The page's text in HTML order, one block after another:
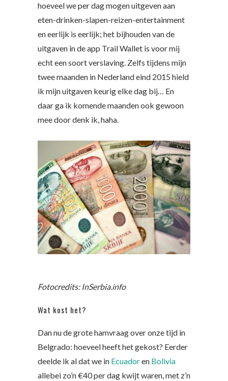
hoeveel we per dag mogen uitgeven aan
eten-drinken-slapen-reizen-entertainment
en eerlijk is eerlijk; het bijhouden van de
uitgaven in de app Trail Wallet is voor mij
echt een soort verslaving. Zelfs tijdens mijn
twee maanden in Nederland eind 2015 hield
ik mijn uitgaven keurig elke dag bij… En
daar ga ik komende maanden ook gewoon
mee door denk ik, haha.
Fotocredits: InSerbia.info
Wat kost het?
Dan nu de grote hamvraag over onze tijd in
Belgrado: hoeveel heeft het gekost? Eerder
deelde ik al dat we in Ecuadoren Bolivia
allebei zo’n €40 per dag kwijt waren, met z’n